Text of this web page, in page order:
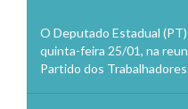
O Deputado Estadual
quinta-feira 25/01, na
Partido dos